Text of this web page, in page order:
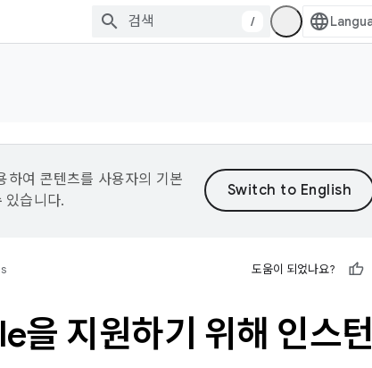
/
여 콘텐츠를 사용자의 기본
있습니다.
도움이 되었나요?
지원하기 위해 인스턴